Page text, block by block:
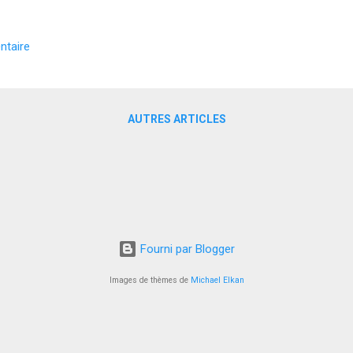
lieu, on note une demande accrue des investisseurs et des
AUTRES ARTICLES
Fourni par Blogger
Images de thèmes de Michael Elkan